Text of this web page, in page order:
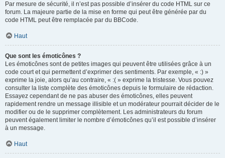
Par mesure de sécurité, il n’est pas possible d’insérer du code HTML sur ce
forum. La majeure partie de la mise en forme qui peut être générée par du
code HTML peut être remplacée par du BBCode.
Haut
Que sont les émoticônes ?
Les émoticônes sont de petites images qui peuvent être utilisées grâce à un
code court et qui permettent d’exprimer des sentiments. Par exemple, « :) »
exprime la joie, alors qu’au contraire, « :( » exprime la tristesse. Vous pouvez
consulter la liste complète des émoticônes depuis le formulaire de rédaction.
Essayez cependant de ne pas abuser des émoticônes, elles peuvent
rapidement rendre un message illisible et un modérateur pourrait décider de le
modifier ou de le supprimer complètement. Les administrateurs du forum
peuvent également limiter le nombre d’émoticônes qu’il est possible d’insérer
à un message.
Haut